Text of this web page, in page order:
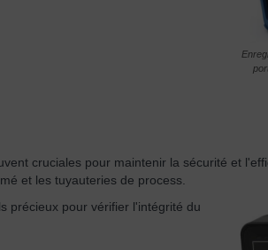
cruciales pour maintenir la sécurité et
et les tuyauteries de process.
précieux pour vérifier l'intégrité du